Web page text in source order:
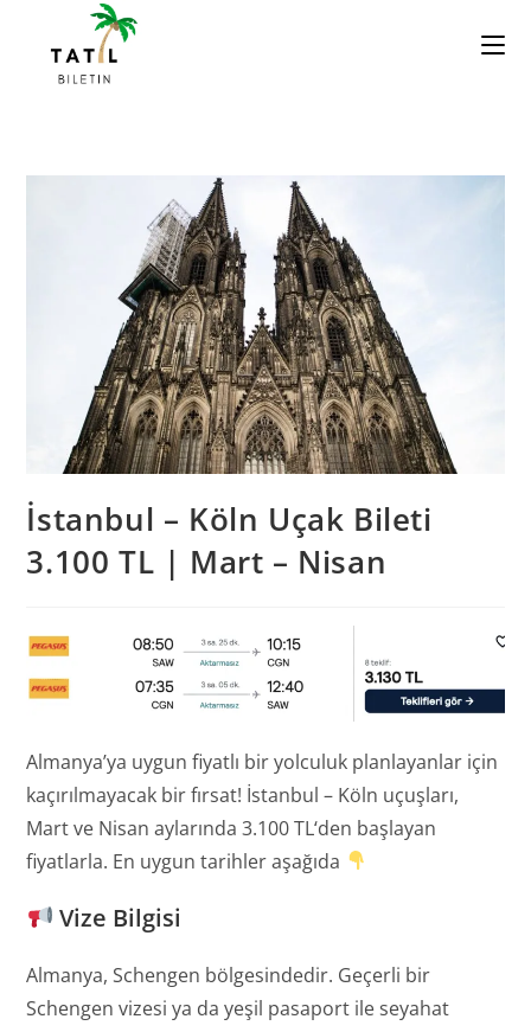
content
İstanbul – Köln Uçak Bileti
3.100 TL | Mart – Nisan
Almanya’ya uygun fiyatlı bir yolculuk planlayanlar için
kaçırılmayacak bir fırsat! İstanbul – Köln uçuşları,
Mart ve Nisan aylarında 3.100 TL‘den başlayan
fiyatlarla. En uygun tarihler aşağıda
Vize Bilgisi
Almanya, Schengen bölgesindedir. Geçerli bir
Schengen vizesi ya da yeşil pasaport ile seyahat